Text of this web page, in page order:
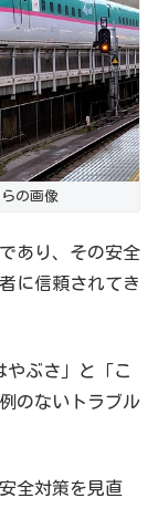
の画像
あり、その安全
に信頼されてき
やぶさ」と「こ
のないトラブル
全対策を見直